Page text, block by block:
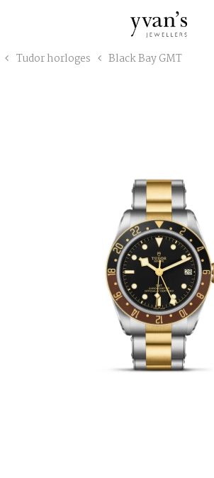
Jewellers
Tudor horloges Black Bay GMT